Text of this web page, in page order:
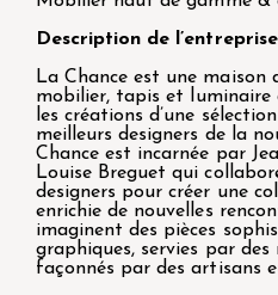
Description de l’entreprise
La Chance est une maison
mobilier, tapis et luminaire
les créations d’une
meilleurs designers de la
Chance est incarnée par
Louise Breguet qui
designers pour créer une
enrichie de nouvelles
imaginent des pièces
graphiques, servies par
façonnés par des artisans